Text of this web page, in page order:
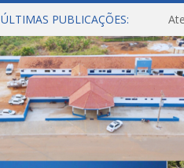
ÚLTIMAS PUBLICAÇÕES: